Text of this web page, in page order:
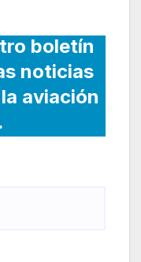
boletín
noticias
aviación